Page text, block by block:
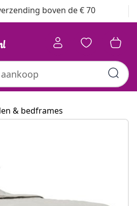
boven de € 70
& bedframes